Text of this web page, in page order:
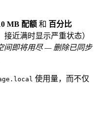
MB 配额 和 百分比
近满时显示严重状态）
间即将用尽 — 删除已同步
使用量，而不仅